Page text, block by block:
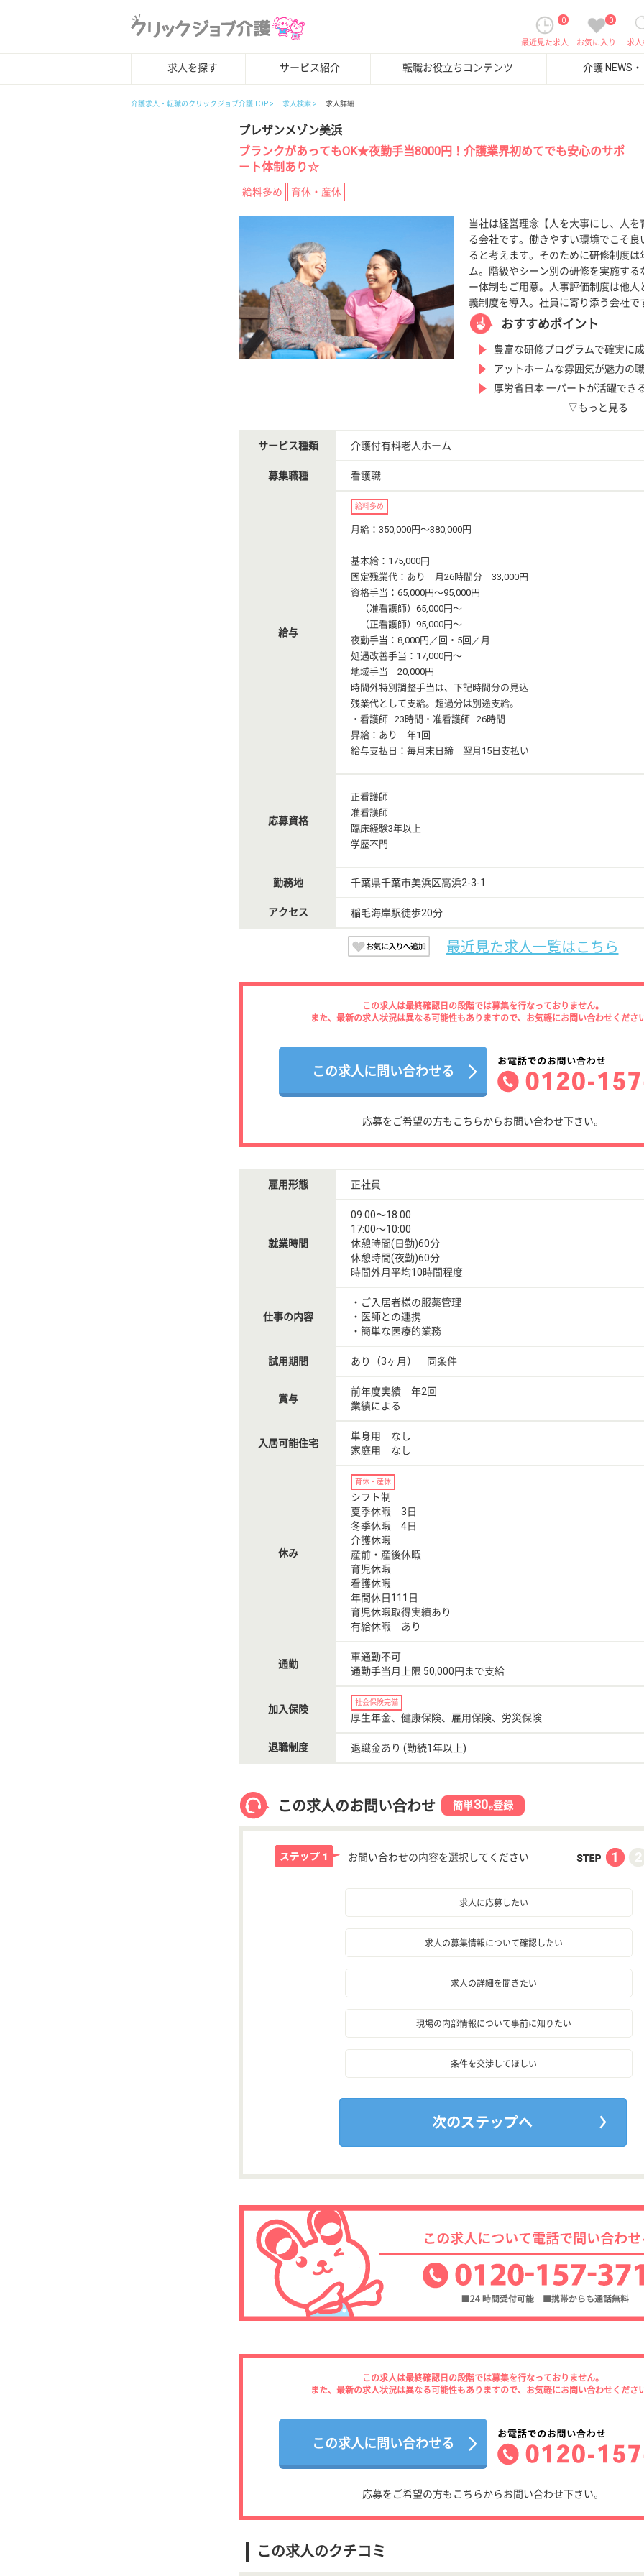
求
0
お気に入り
0
最近見た求人
求人を探す サービス紹介 転職お役立ちコンテンツ 介護 NEWS
介護求人・転職のクリックジョブ介護 TOP 求人検索 求人詳細
プレザンメゾン美浜
ブランクがあってもOK★夜勤手当8000円！介護業界初めてでも安心のサポ
ート体制あり☆
給料多め 育休・産休
当社は経営理念【人を大事にし、人を
る会社です。働きやすい環境でこそ良
ると考えます。そのために研修制度は
ム。階級やシーン別の研修を実施する
ー体制もご用意。人事評価制度は他人
義制度を導入。社員に寄り添う会社で
おすすめポイント
豊富な研修プログラムで確実に
アットホームな雰囲気が魅力の
厚労省日本 一パートが活躍でき
▽もっと見る
サービス種類 介護付有料老人ホーム
募集職種 看護職
給与
給料多め
月給：350,000円〜380,000円
基本給：175,000円
固定残業代：あり 月26時間分 33,000円
資格手当：65,000円〜95,000円
（准看護師）65,000円〜
（正看護師）95,000円〜
夜勤手当：8,000円／回・5回／月
処遇改善手当：17,000円〜
地域手当 20,000円
時間外特別調整手当は、下記時間分の見込
残業代として支給。超過分は別途支給。
・看護師…23時間・准看護師…26時間
昇給：あり 年1回
給与支払日：毎月末日締 翌月15日支払い
応募資格
正看護師
准看護師
臨床経験3年以上
学歴不問
勤務地 千葉県千葉市美浜区高浜2-3-1
アクセス 稲毛海岸駅徒歩20分
最近見た求人一覧はこちら
この求人は最終確認日の段階では募集を行なっておりません。
また、最新の求人状況は異なる可能性もありますので、お気軽にお問い合わせくださ
この求人に問い合わせる
応募をご希望の方もこちらからお問い合わせ下さい。
雇用形態 正社員
就業時間
09:00〜18:00
17:00〜10:00
休憩時間(日勤)60分
休憩時間(夜勤)60分
時間外月平均10時間程度
仕事の内容
・ご入居者様の服薬管理
・医師との連携
・簡単な医療的業務
試用期間 あり（3ヶ月） 同条件
賞与
前年度実績 年2回
業績による
入居可能住宅
単身用 なし
家庭用 なし
休み
育休・産休
シフト制
夏季休暇 3日
冬季休暇 4日
介護休暇
産前・産後休暇
育児休暇
看護休暇
年間休日111日
育児休暇取得実績あり
有給休暇 あり
通勤
車通勤不可
通勤手当月上限 50,000円まで支給
加入保険
社会保険完備
厚生年金、健康保険、雇用保険、労災保険
退職制度 退職金あり (勤続1年以上)
この求人のお問い合わせ 簡単30秒登録
お問い合わせの内容を選択してください
求人に応募したい
求人の募集情報について確認したい
求人の詳細を聞きたい
現場の内部情報について事前に知りたい
条件を交渉してほしい
この求人は最終確認日の段階では募集を行なっておりません。
また、最新の求人状況は異なる可能性もありますので、お気軽にお問い合わせくださ
この求人に問い合わせる
応募をご希望の方もこちらからお問い合わせ下さい。
この求人のクチコミ